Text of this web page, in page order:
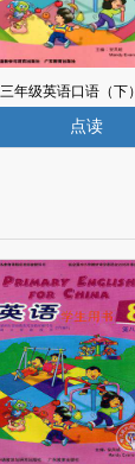
三年级英语口语（下）
电子课本
点读